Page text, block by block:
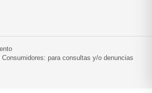
para consultas y/o denuncias